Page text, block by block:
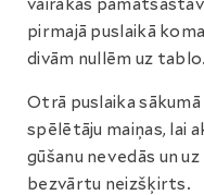
vairākas
pirmajā puslaikā
divām nullēm uz tablo.
Otrā puslaika
spēlētāju maiņas, lai
gūšanu nevedās un
bezvārtu neizšķirts.